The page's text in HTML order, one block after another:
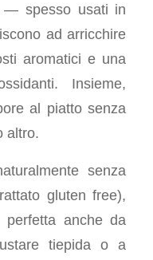
— spesso usati in
ad arricchire
aromatici e una
Insieme,
al piatto senza
altro.
senza
gluten free),
perfetta anche da
tiepida o a